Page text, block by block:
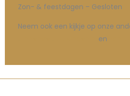
Zon- & feestdagen – Gesloten
Neem ook een kijkje op onze
en